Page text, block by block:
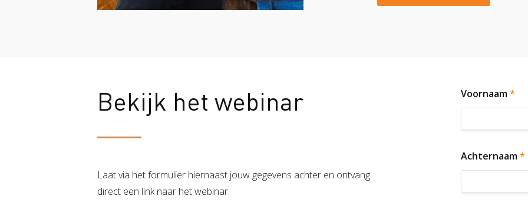
Bekijk het webinar
Laat via het formulier hiernaast jouw gegevens achter en ontvang
direct een link naar het webinar.
Voornaam*
Achternaam*